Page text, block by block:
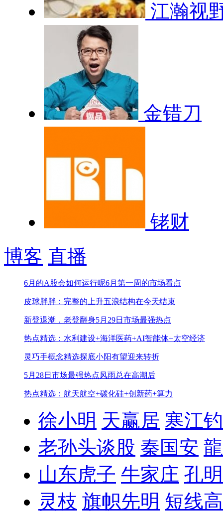
江瀚视
金错刀
铑财
博客 直播
6月的A股会如何运行呢6月第一周的市场看点
皮球胖胖：完整的上升五浪结构在今天结束
新登退潮，老登翻身5月29日市场最强热点
热点精选：水利建设+海洋医药+AI智能体+太空经济
灵巧手概念精选探底小阳有望迎来转折
5月28日市场最强热点风雨总在高潮后
热点精选：航天航空+碳化硅+创新药+算力
徐小明 天赢居 寒江
老孙头谈股 秦国安
山东虎子 牛家庄 孔
灵枝 旗帜先明 短线